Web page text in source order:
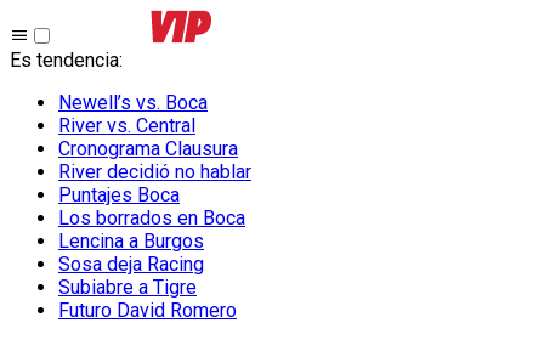
Es tendencia:
Newell’s vs. Boca
River vs. Central
Cronograma Clausura
River decidió no hablar
Puntajes Boca
Los borrados en Boca
Lencina a Burgos
Sosa deja Racing
Subiabre a Tigre
Futuro David Romero